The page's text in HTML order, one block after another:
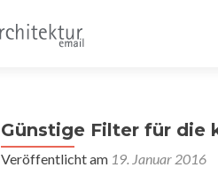
Günstige Filter für die
Veröffentlicht am 19. Januar 2016